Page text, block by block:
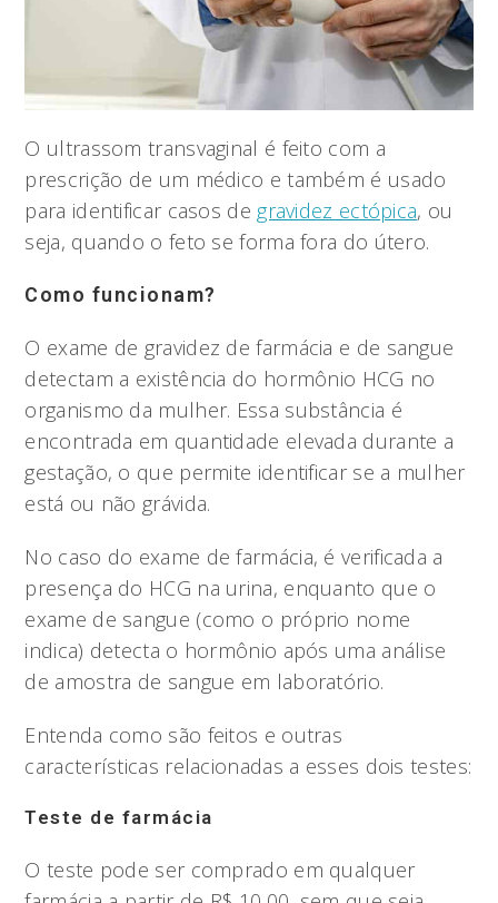
O ultrassom transvaginal é feito com a
prescrição de um médico e também é usado
para identificar casos de gravidez ectópica, ou
seja, quando o feto se forma fora do útero.
Como funcionam?
O exame de gravidez de farmácia e de sangue
detectam a existência do hormônio HCG no
organismo da mulher. Essa substância é
encontrada em quantidade elevada durante a
gestação, o que permite identificar se a mulher
está ou não grávida.
No caso do exame de farmácia, é verificada a
presença do HCG na urina, enquanto que o
exame de sangue (como o próprio nome
indica) detecta o hormônio após uma análise
de amostra de sangue em laboratório.
Entenda como são feitos e outras
características relacionadas a esses dois testes:
Teste de farmácia
O teste pode ser comprado em qualquer